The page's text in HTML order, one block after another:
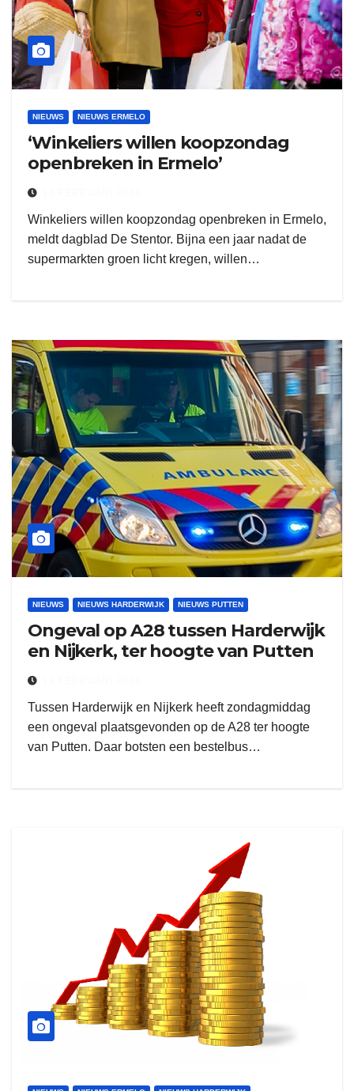
NIEUWS NIEUWS ERMELO
‘Winkeliers willen koopzondag
openbreken in Ermelo’
Winkeliers willen koopzondag openbreken in Ermelo,
meldt dagblad De Stentor. Bijna een jaar nadat de
supermarkten groen licht kregen, willen…
NIEUWS NIEUWS HARDERWIJK NIEUWS PUTTEN
Ongeval op A28 tussen Harderwijk
en Nijkerk, ter hoogte van Putten
Tussen Harderwijk en Nijkerk heeft zondagmiddag
een ongeval plaatsgevonden op de A28 ter hoogte
van Putten. Daar botsten een bestelbus…